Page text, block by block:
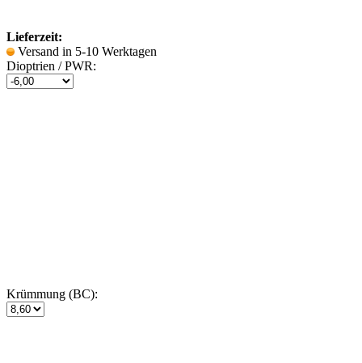
Lieferzeit:
Versand in 5-10 Werktagen
Dioptrien / PWR:
Krümmung (BC):